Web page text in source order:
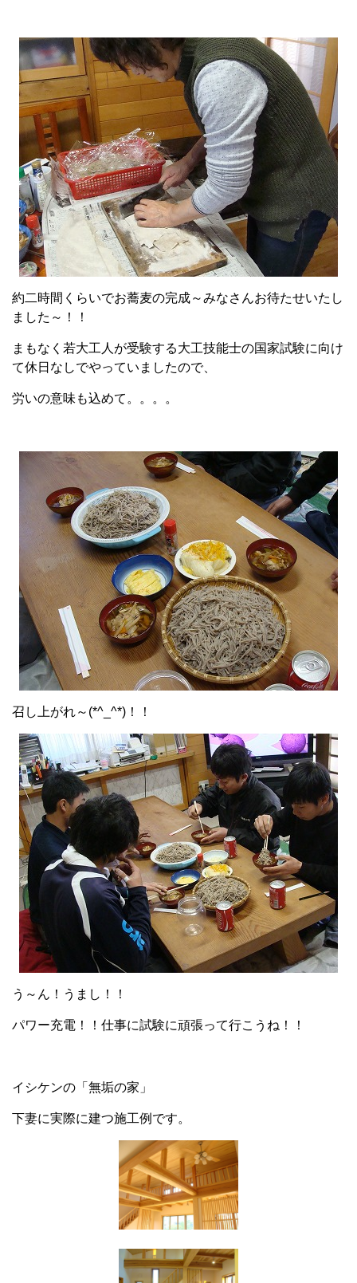
約二時間くらいでお蕎麦の完成～みなさんお待たせいたし
ました～！！
まもなく若大工人が受験する大工技能士の国家試験に向け
て休日なしでやっていましたので、
労いの意味も込めて。。。。
召し上がれ～(*^_^*)！！
う～ん！うまし！！
パワー充電！！仕事に試験に頑張って行こうね！！
イシケンの「無垢の家」
下妻に実際に建つ施工例です。